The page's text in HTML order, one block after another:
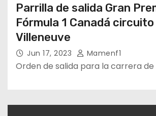
Parrilla de salida Gran
Fórmula 1 Canadá circuito
Villeneuve
Jun 17, 2023 Mamenf1
Orden de salida para la carrera